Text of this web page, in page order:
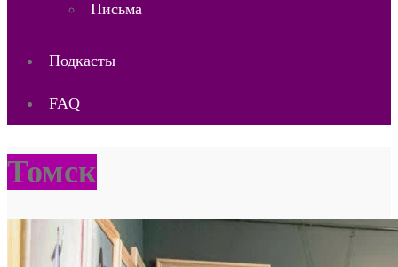
Письма
Подкасты
FAQ
Томск